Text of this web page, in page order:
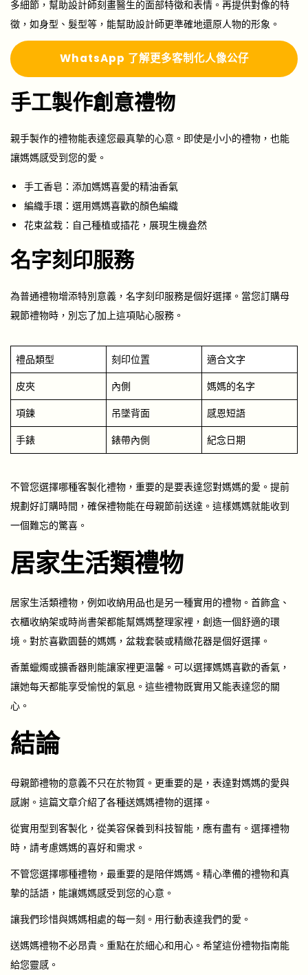
多細節，幫助設計師刻畫醫生的面部特徵和表情。再提供對像的特
徵，如身型、髮型等，能幫助設計師更準確地還原人物的形象。
WhatsApp 了解更多客制化人像公仔
手工製作創意禮物
親手製作的禮物能表達您最真摯的心意。即使是小小的禮物，也能
讓媽媽感受到您的愛。
手工香皂：添加媽媽喜愛的精油香氣
編織手環：選用媽媽喜歡的顏色編織
花束盆栽：自己種植或插花，展現生機盎然
名字刻印服務
為普通禮物增添特別意義，名字刻印服務是個好選擇。當您訂購母
親節禮物時，別忘了加上這項貼心服務。
禮品類型 刻印位置
適合文字
皮夾
內側
媽媽的名字
項鍊
吊墜背面
感恩短語
手錶
錶帶內側 紀念日期
不管您選擇哪種客製化禮物，重要的是要表達您對媽媽的愛。提前
規劃好訂購時間，確保禮物能在母親節前送達。這樣媽媽就能收到
一個難忘的驚喜。
居家生活類禮物
居家生活類禮物，例如收納用品也是另一種實用的禮物。首飾盒、
衣櫃收納架或時尚書架都能幫媽媽整理家裡，創造一個舒適的環
境。對於喜歡園藝的媽媽，盆栽套裝或精緻花器是個好選擇。
香薰蠟燭或擴香器則能讓家裡更溫馨。可以選擇媽媽喜歡的香氣，
讓她每天都能享受愉悅的氣息。這些禮物既實用又能表達您的關
心。
結論
母親節禮物的意義不只在於物質。更重要的是，表達對媽媽的愛與
感謝。這篇文章介紹了各種送媽媽禮物的選擇。
從實用型到客製化，從美容保養到科技智能，應有盡有。選擇禮物
時，請考慮媽媽的喜好和需求。
不管您選擇哪種禮物，最重要的是陪伴媽媽。精心準備的禮物和真
摯的話語，能讓媽媽感受到您的心意。
讓我們珍惜與媽媽相處的每一刻。用行動表達我們的愛。
送媽媽禮物不必昂貴。重點在於細心和用心。希望這份禮物指南能
給您靈感。